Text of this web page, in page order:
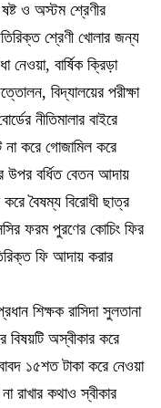
ষষ্ট ও অস্টম শ্রেণীর
শ্রেণী খোলার জন্য
নেওয়া, বার্ষিক ক্রিড়া
বিদ্যালয়ের পরীক্ষা
নীতিমালার বাইরে
না করে গোজামিল করে
উপর বর্ধিত বেতন আদায়
বৈষম্য বিরোধী ছাত্র
ফরম পুরণের কোচিং ফির
ফি আদায় করার
শিক্ষক রাসিদা সুলতানা
অস্বীকার করে
১৫শত টাকা করে নেওয়া
রাখার কথাও স্বীকার